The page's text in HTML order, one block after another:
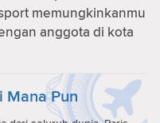
memungkinkanmu
anggota di kota
Mana Pun